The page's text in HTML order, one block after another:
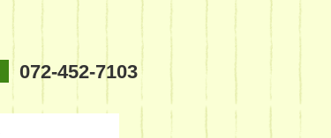
072-452-7103